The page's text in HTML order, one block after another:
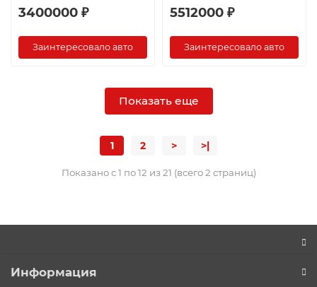
3400000 ₽
Заинтересовало авто
5512000 ₽
Заинтересовало авто
Показать еще
1 2 > >|
Показано с 1 по 12 из 21 (всего 2 страниц)
Информация